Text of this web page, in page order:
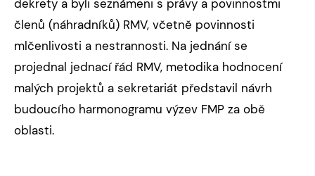
dekrety a byli seznámeni s právy a povinnostmi
členů (náhradníků) RMV, včetně povinnosti
mlčenlivosti a nestrannosti. Na jednání se
projednal jednací řád RMV, metodika hodnocení
malých projektů a sekretariát představil návrh
budoucího harmonogramu výzev FMP za obě
oblasti.